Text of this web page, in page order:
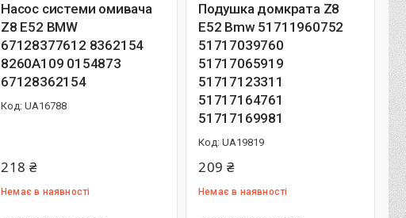
Насос системи омивача
Z8 E52 BMW
67128377612 8362154
8260A109 0154873
67128362154
UA16788
218 ₴
Немає в наявності
Подушка домкрата Z8
E52 Bmw 51711960752
51717039760
51717065919
51717123311
51717164761
51717169981
UA19819
209 ₴
Немає в наявності